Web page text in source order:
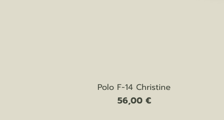
Vista rapida
Polo F-14 Christine
Prezzo
56,00 €